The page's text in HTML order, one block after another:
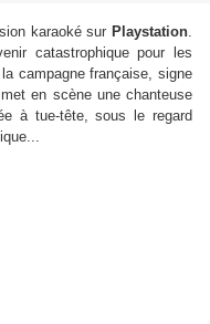
karaoké sur Playstation.
catastrophique pour les
campagne française, signe
en scène une chanteuse
à tue-tête, sous le regard